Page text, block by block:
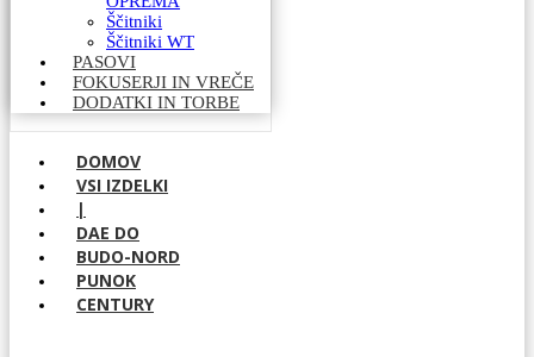
Ščitniki
Ščitniki WT
PASOVI
FOKUSERJI IN VREČE
DODATKI IN TORBE
DOMOV
VSI IZDELKI
|
DAE DO
BUDO-NORD
PUNOK
CENTURY